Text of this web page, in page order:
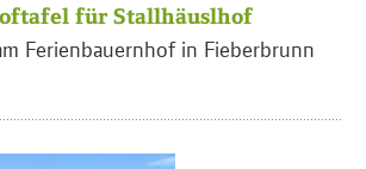
für Stallhäuslhof
Ferienbauernhof in Fieberbrunn